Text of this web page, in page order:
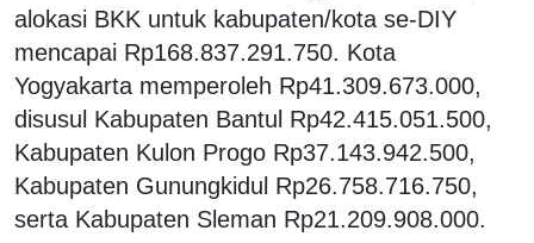
alokasi BKK untuk kabupaten/kota se-DIY
mencapai Rp168.837.291.750. Kota
Yogyakarta memperoleh Rp41.309.673.000,
disusul Kabupaten Bantul Rp42.415.051.500,
Kabupaten Kulon Progo Rp37.143.942.500,
Kabupaten Gunungkidul Rp26.758.716.750,
serta Kabupaten Sleman Rp21.209.908.000.